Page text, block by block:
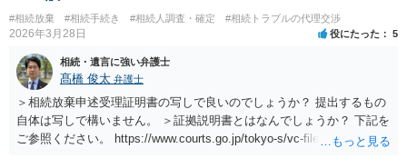
#相続放棄 #相続手続き #相続人調査・確定 #相続トラブルの代理交渉
2026年3月28日 役にたった 5
相続・遺言に強い弁護士
髙橋 俊太 弁護士
＞相続放棄申述受理証明書の写しで良いのでしょうか？ 提出するもの
自体は写しで構いません。 ＞証拠説明書とはなんでしょうか？ 下記を
ご参照ください。 https://www.courts.go.jp/tokyo-s/vc-files/tokyo-s/file/